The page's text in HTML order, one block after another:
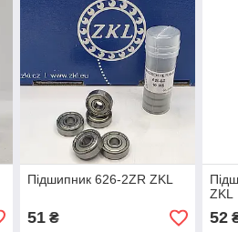
Підшипник 626-2ZR ZKL
51₴
ZKL
52